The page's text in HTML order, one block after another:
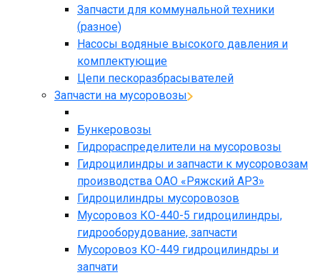
Запчасти для коммунальной техники
(разное)
Насосы водяные высокого давления и
комплектующие
Цепи пескоразбрасывателей
Запчасти на мусоровозы
Бункеровозы
Гидрораспределители на мусоровозы
Гидроцилиндры и запчасти к мусоровозам
производства ОАО «Ряжский АРЗ»
Гидроцилиндры мусоровозов
Мусоровоз КО-440-5 гидроцилиндры,
гидрооборудование, запчасти
Мусоровоз КО-449 гидроцилиндры и
запчати